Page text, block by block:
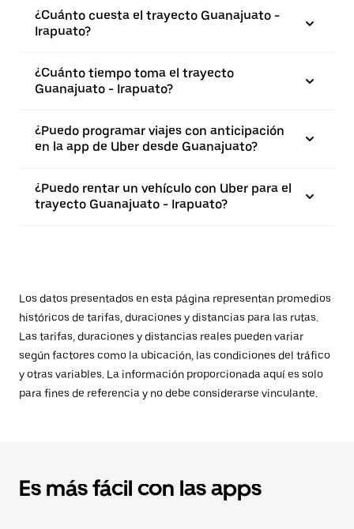
¿Cuánto cuesta el trayecto Guanajuato -
Irapuato?
¿Cuánto tiempo toma el trayecto
Guanajuato - Irapuato?
¿Puedo programar viajes con anticipación
en la app de Uber desde Guanajuato?
¿Puedo rentar un vehículo con Uber para el
trayecto Guanajuato - Irapuato?
Los datos presentados en esta página representan promedios
históricos de tarifas, duraciones y distancias para las rutas.
Las tarifas, duraciones y distancias reales pueden variar
según factores como la ubicación, las condiciones del tráfico
y otras variables. La información proporcionada aquí es solo
para fines de referencia y no debe considerarse vinculante.
Es más fácil con las apps